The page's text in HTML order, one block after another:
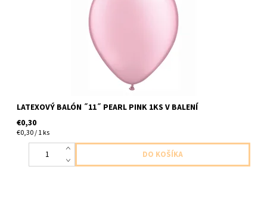
LATEXOVÝ BALÓN ˝11˝ PEARL PINK 1KS V BALENÍ
€0,30
€0,30 / 1 ks